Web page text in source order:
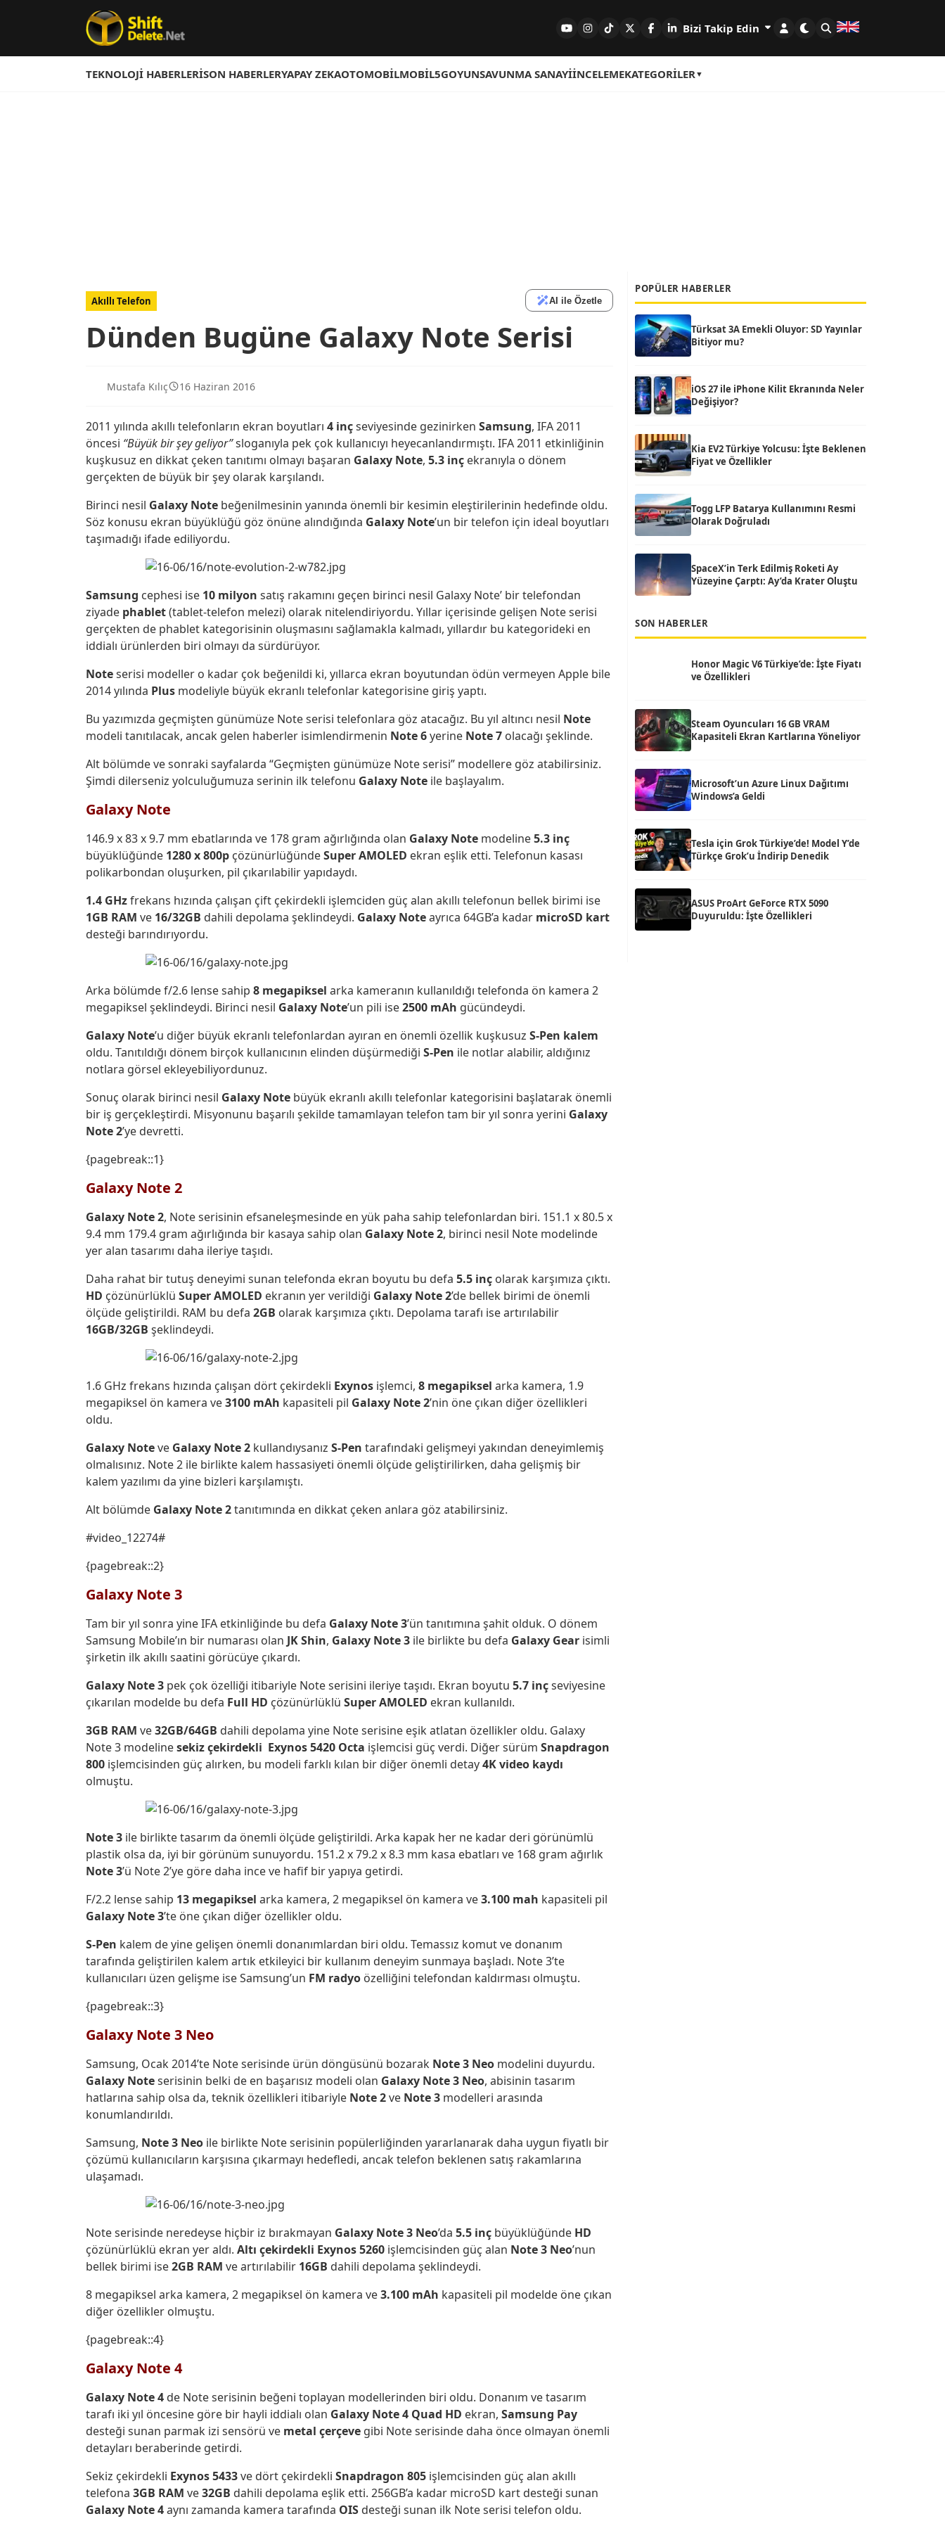
Bizi Takip Edin
TEKNOLOJI HABERLERISON HABERLERYAPAY ZEKAOTOMOBILMOBIL5GOYUNSAVUNMA SANAYIİNCELEMEKATEGORILER
Akıllı Telefon AI ile Özetle
Dünden Bugüne Galaxy Note Serisi
Mustafa Kılıç 16 Haziran 2016
2011 yılında akıllı telefonların ekran boyutları 4 inçseviyesinde gezinirken Samsung, IFA 2011
öncesi “Büyük bir şey geliyor”sloganıyla pek çok kullanıcıyı heyecanlandırmıştı. IFA 2011 etkinliğinin
kuşkusuz en dikkat çeken tanıtımı olmayı başaran Galaxy Note, 5.3 inç ekranıyla o dönem
gerçekten de büyük bir şey olarak karşılandı.
Birinci nesil Galaxy Note beğenilmesinin yanında önemli bir kesimin eleştirilerinin hedefinde oldu.
Söz konusu ekran büyüklüğü göz önüne alındığında Galaxy Note’un bir telefon için ideal boyutları
taşımadığı ifade ediliyordu.
Samsung cephesi ise 10 milyon satış rakamını geçen birinci nesil Galaxy Note’ bir telefondan
ziyade phablet(tablet-telefon melezi) olarak nitelendiriyordu. Yıllar içerisinde gelişen Note serisi
gerçekten de phablet kategorisinin oluşmasını sağlamakla kalmadı, yıllardır bu kategorideki en
iddialı ürünlerden biri olmayı da sürdürüyor.
Noteserisi modeller o kadar çok beğenildi ki, yıllarca ekran boyutundan ödün vermeyen Apple bile
2014 yılında Plus modeliyle büyük ekranlı telefonlar kategorisine giriş yaptı.
Bu yazımızda geçmişten günümüze Note serisi telefonlara göz atacağız. Bu yıl altıncı nesil Note
modeli tanıtılacak, ancak gelen haberler isimlendirmenin Note 6yerine Note 7 olacağı şeklinde.
Alt bölümde ve sonraki sayfalarda “Geçmişten günümüze Note serisi” modellere göz atabilirsiniz.
Şimdi dilerseniz yolculuğumuza serinin ilk telefonu Galaxy Note ile başlayalım.
Galaxy Note
146.9 x 83 x 9.7 mm ebatlarında ve 178 gram ağırlığında olan Galaxy Note modeline5.3 inç
büyüklüğünde 1280 x 800p çözünürlüğündeSuper AMOLED ekran eşlik etti. Telefonun kasası
polikarbondan oluşurken, pil çıkarılabilir yapıdaydı.
1.4 GHzfrekans hızında çalışan çift çekirdekli işlemciden güç alan akıllı telefonun bellek birimi ise
1GB RAM ve 16/32GB dahili depolama şeklindeydi. Galaxy Noteayrıca 64GB’a kadar microSD kart
desteği barındırıyordu.
Arka bölümde f/2.6 lense sahip 8 megapiksel arka kameranın kullanıldığı telefonda ön kamera 2
megapiksel şeklindeydi. Birinci nesil Galaxy Note’un pili ise2500 mAh gücündeydi.
Galaxy Note’u diğer büyük ekranlı telefonlardan ayıran en önemli özellik kuşkusuz S-Pen kalem
oldu. Tanıtıldığı dönem birçok kullanıcının elinden düşürmediği S-Pen ile notlar alabilir, aldığınız
notlara görsel ekleyebiliyordunuz.
Sonuç olarak birinci nesil Galaxy Note büyük ekranlı akıllı telefonlar kategorisini başlatarak önemli
bir iş gerçekleştirdi. Misyonunu başarılı şekilde tamamlayan telefon tam bir yıl sonra yerini Galaxy
Note 2’ye devretti.
{pagebreak::1}
Galaxy Note 2
Galaxy Note 2, Note serisinin efsaneleşmesinde en yük paha sahip telefonlardan biri. 151.1 x 80.5 x
9.4 mm 179.4 gram ağırlığında bir kasaya sahip olan Galaxy Note 2, birinci nesil Note modelinde
yer alan tasarımı daha ileriye taşıdı.
Daha rahat bir tutuş deneyimi sunan telefonda ekran boyutu bu defa 5.5 inç olarak karşımıza çıktı.
HD çözünürlüklü Super AMOLED ekranın yer verildiği Galaxy Note 2’de bellek birimi de önemli
ölçüde geliştirildi. RAM bu defa 2GB olarak karşımıza çıktı. Depolama tarafı ise artırılabilir
16GB/32GB şeklindeydi.
1.6 GHz frekans hızında çalışan dört çekirdekli Exynos işlemci, 8 megapiksel arka kamera, 1.9
megapiksel ön kamera ve3100 mAh kapasiteli pil Galaxy Note 2’nin öne çıkan diğer özellikleri
oldu.
Galaxy Noteve Galaxy Note 2 kullandıysanız S-Pen tarafındaki gelişmeyi yakından deneyimlemiş
olmalısınız. Note 2 ile birlikte kalem hassasiyeti önemli ölçüde geliştirilirken, daha gelişmiş bir
kalem yazılımı da yine bizleri karşılamıştı.
Alt bölümde Galaxy Note 2tanıtımında en dikkat çeken anlara göz atabilirsiniz.
#video_12274#
{pagebreak::2}
Galaxy Note 3
Tam bir yıl sonra yine IFA etkinliğinde bu defa Galaxy Note 3’ün tanıtımına şahit olduk. O dönem
Samsung Mobile’ın bir numarası olan JK Shin, Galaxy Note 3 ile birlikte bu defa Galaxy Gear isimli
şirketin ilk akıllı saatini görücüye çıkardı.
Galaxy Note 3 pek çok özelliği itibariyle Note serisini ileriye taşıdı. Ekran boyutu 5.7 inçseviyesine
çıkarılan modelde bu defa Full HD çözünürlüklü Super AMOLED ekran kullanıldı.
3GB RAM ve32GB/64GB dahili depolama yine Note serisine eşik atlatan özellikler oldu. Galaxy
Note 3 modelinesekiz çekirdekli Exynos 5420 Octa işlemcisi güç verdi. Diğer sürüm Snapdragon
800 işlemcisinden güç alırken, bu modeli farklı kılan bir diğer önemli detay4K video kaydı
olmuştu.
Note 3 ile birlikte tasarım da önemli ölçüde geliştirildi. Arka kapak her ne kadar deri görünümlü
plastik olsa da, iyi bir görünüm sunuyordu. 151.2 x 79.2 x 8.3 mm kasa ebatları ve 168 gram ağırlık
Note 3’ü Note 2’ye göre daha ince ve hafif bir yapıya getirdi.
F/2.2 lense sahip 13 megapiksel arka kamera, 2 megapiksel ön kamera ve3.100 mah kapasiteli pil
Galaxy Note 3’te öne çıkan diğer özellikler oldu.
S-Pen kalem de yine gelişen önemli donanımlardan biri oldu. Temassız komut ve donanım
tarafında geliştirilen kalem artık etkileyici bir kullanım deneyim sunmaya başladı. Note 3’te
kullanıcıları üzen gelişme ise Samsung’un FM radyo özelliğini telefondan kaldırması olmuştu.
{pagebreak::3}
Galaxy Note 3 Neo
Samsung, Ocak 2014’te Note serisinde ürün döngüsünü bozarak Note 3 Neo modelini duyurdu.
Galaxy Noteserisinin belki de en başarısız modeli olan Galaxy Note 3 Neo, abisinin tasarım
hatlarına sahip olsa da, teknik özellikleri itibariyle Note 2ve Note 3 modelleri arasında
konumlandırıldı.
Samsung, Note 3 Neo ile birlikte Note serisinin popülerliğinden yararlanarak daha uygun fiyatlı bir
çözümü kullanıcıların karşısına çıkarmayı hedefledi, ancak telefon beklenen satış rakamlarına
ulaşamadı.
Note serisinde neredeyse hiçbir iz bırakmayan Galaxy Note 3 Neo’da 5.5 inç büyüklüğünde HD
çözünürlüklü ekran yer aldı. Altı çekirdekli Exynos 5260 işlemcisinden güç alan Note 3 Neo’nun
bellek birimi ise2GB RAM ve artırılabilir 16GB dahili depolama şeklindeydi.
8 megapiksel arka kamera, 2 megapiksel ön kamera ve3.100 mAh kapasiteli pil modelde öne çıkan
diğer özellikler olmuştu.
{pagebreak::4}
Galaxy Note 4
Galaxy Note 4 de Note serisinin beğeni toplayan modellerinden biri oldu. Donanım ve tasarım
tarafı iki yıl öncesine göre bir hayli iddialı olan Galaxy Note 4 Quad HD ekran, Samsung Pay
desteği sunan parmak izi sensörü ve metal çerçeve gibi Note serisinde daha önce olmayan önemli
detayları beraberinde getirdi.
Sekiz çekirdekli Exynos 5433ve dört çekirdekli Snapdragon 805 işlemcisinden güç alan akıllı
telefona 3GB RAM ve32GB dahili depolama eşlik etti. 256GB’a kadar microSD kart desteği sunan
Galaxy Note 4aynı zamanda kamera tarafında OIS desteği sunan ilk Note serisi telefon oldu.
POPÜLER HABERLER
Türksat 3A Emekli Oluyor: SD Yayınlar
Bitiyor mu?
iOS 27 ile iPhone Kilit Ekranında Neler
Değişiyor?
Kia EV2 Türkiye Yolcusu: İşte Beklenen
Fiyat ve Özellikler
Togg LFP Batarya Kullanımını Resmi
Olarak Doğruladı
SpaceX’in Terk Edilmiş Roketi Ay
Yüzeyine Çarptı: Ay’da Krater Oluştu
SON HABERLER
Honor Magic V6 Türkiye’de: İşte Fiyatı
ve Özellikleri
Steam Oyuncuları 16 GB VRAM
Kapasiteli Ekran Kartlarına Yöneliyor
Microsoft’un Azure Linux Dağıtımı
Windows’a Geldi
Tesla için Grok Türkiye’de! Model Y’de
Türkçe Grok’u İndirip Denedik
ASUS ProArt GeForce RTX 5090
Duyuruldu: İşte Özellikleri